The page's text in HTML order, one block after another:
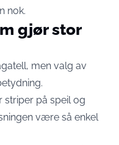
nok.
gjør stor
men valg av
striper på speil og
være så enkel